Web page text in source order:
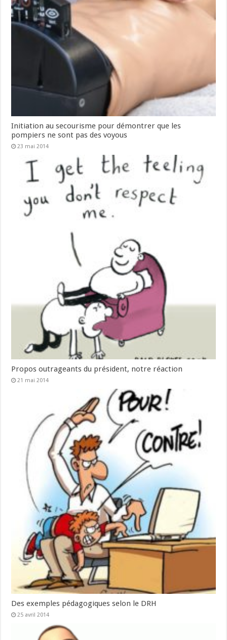
Initiation au secourisme pour démontrer que les
pompiers ne sont pas des voyous
23 mai 2014
Propos outrageants du président, notre réaction
21 mai 2014
Des exemples pédagogiques selon le DRH
25 avril 2014